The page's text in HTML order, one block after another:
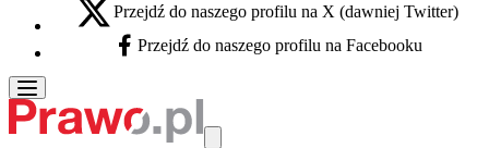
X - otwiera się w nowej karcie
Przejdź do naszego profilu na X (dawniej Twitter)
Facebook - otwiera się w nowej karcie
Przejdź do naszego profilu na Facebooku